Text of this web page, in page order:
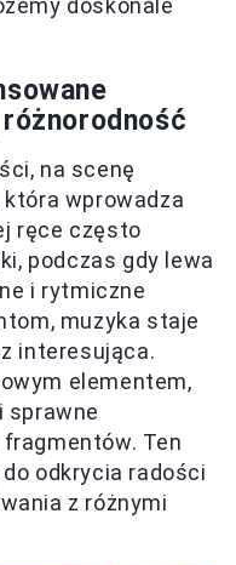
doskonale
na scenę
która wprowadza
ręce często
podczas gdy lewa
i rytmiczne
muzyka staje
interesująca.
elementem,
sprawne
Ten
odkrycia radości
z różnymi